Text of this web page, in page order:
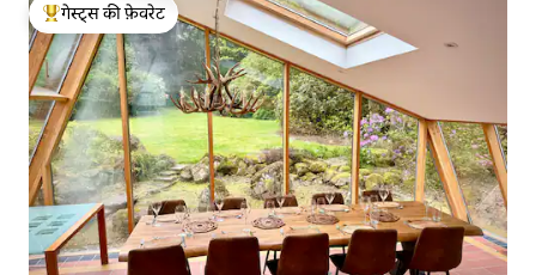
गेस्ट्स का टॉप फ़ेवरेट
गेस्ट्स की फ़ेवरेट